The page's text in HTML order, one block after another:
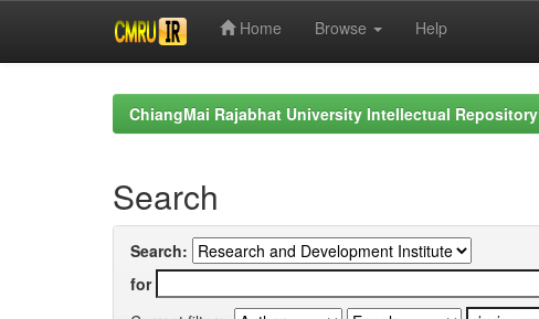
Home Browse Help
ChiangMai Rajabhat University Intellectual Repository
Search
Search:
for